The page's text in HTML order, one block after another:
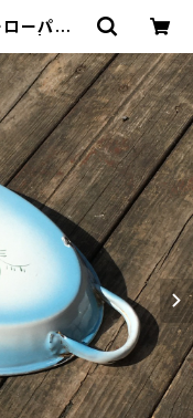
ーパエリ
プ・古着